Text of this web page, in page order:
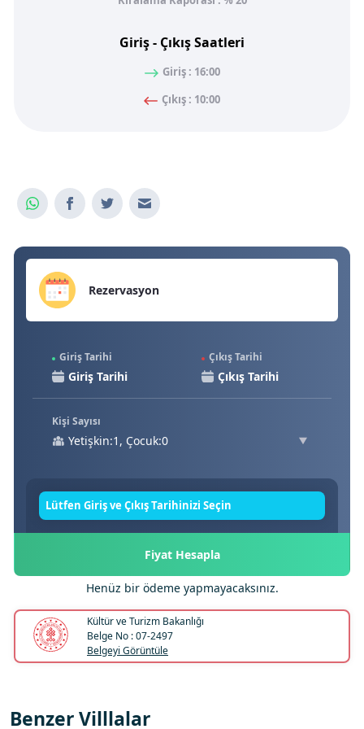
Giriş - Çıkış Saatleri
Giriş : 16:00
Çıkış : 10:00
Rezervasyon
Giriş Tarihi Çıkış Tarihi
Kişi Sayısı
Yetişkin:1, Çocuk:0
Lütfen Giriş ve Çıkış Tarihinizi Seçin
Fiyat Hesapla
Henüz bir ödeme yapmayacaksınız.
Kültür ve Turizm Bakanlığı
Belge No : 07-2497
Belgeyi Görüntüle
Benzer Villlalar